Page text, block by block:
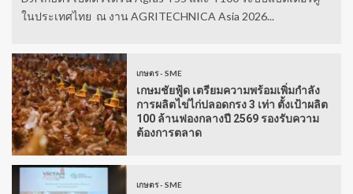
ในประเทศไทย ณ งาน AGRITECHNICA Asia 2026...
เกษตร - SME
เกษมชัยฟู้ด เตรียมความพร้อมเพิ่มกำลัง
การผลิตไข่ไก่ปลอดกรง 3 เท่า ตั้งเป้าผลิต
100 ล้านฟองกลางปี 2569 รองรับความ
ต้องการตลาด
เกษตร - SME